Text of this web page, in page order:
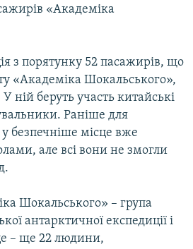
«Академіка
з порятунку 52 пасажирів, що
«Академіка Шокальського»,
ній беруть участь китайські
Раніше для
безпечніше місце вже
але всі вони не змогли
Шокальського» – група
антарктичної експедиції і
– ще 22 людини,